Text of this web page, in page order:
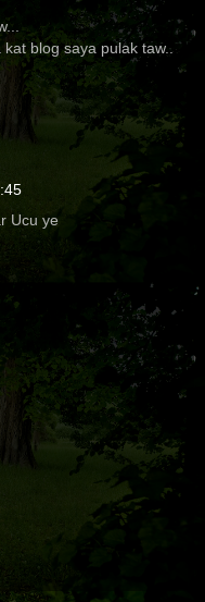
blog saya pulak taw..
Ucu ye